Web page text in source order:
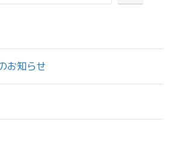
お知らせ